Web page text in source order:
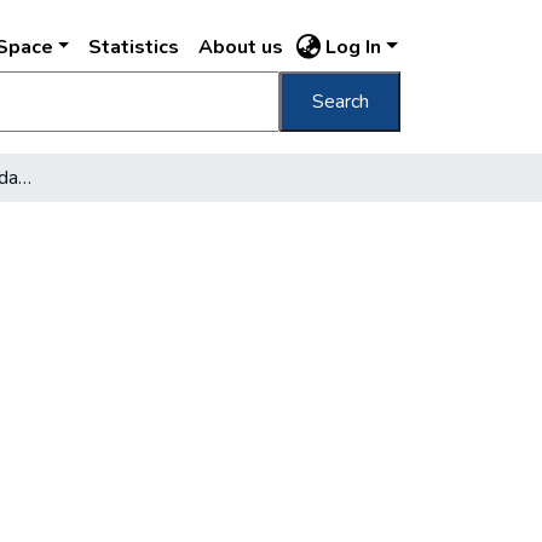
Statistics About us Log In
Search
Die Wohnungsnot in Budapest